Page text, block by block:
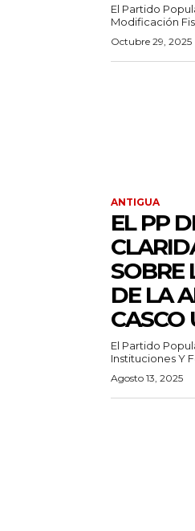
El Partido
Modificación
Octubre 29, 2025
ANTIGUA
EL PP
SOBRE
DE LA
CASCO
El Partido
Instituciones Y
Agosto 13, 2025